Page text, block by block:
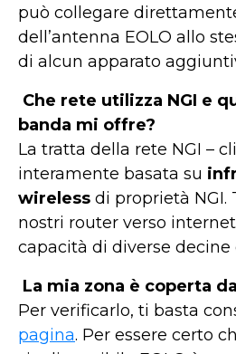
può collegare
dell’antenna EOLO allo
di alcun apparato
Che rete utilizza NGI e
banda mi offre?
La tratta della rete NGI –
interamente basata su
wireless di proprietà NGI.
nostri router verso
capacità di diverse decine
La mia zona è coperta
Per verificarlo, ti basta
pagina. Per essere certo